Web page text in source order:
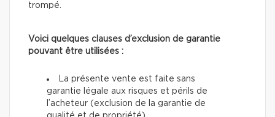
trompé.
Voici quelques clauses d’exclusion de garantie
pouvant être utilisées :
La présente vente est faite sans
garantie légale aux risques et périls de
l’acheteur (exclusion de la garantie de